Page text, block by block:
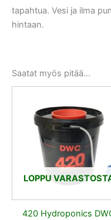
tapahtua. Vesi ja ilma
hintaan.
Saatat myös pitää...
LOPPU
420 Hydroponics